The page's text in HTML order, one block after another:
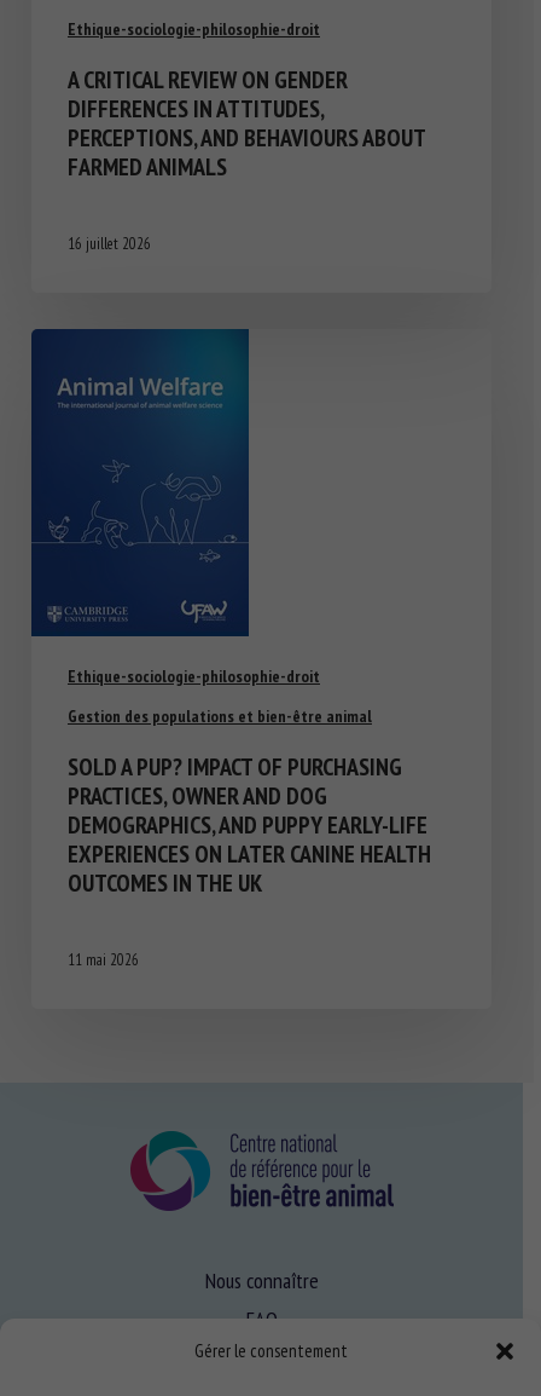
Gérer le consentement
Ethique-sociologie-philosophie-droit
A CRITICAL REVIEW ON GENDER
DIFFERENCES IN ATTITUDES,
PERCEPTIONS, AND BEHAVIOURS ABOUT
FARMED ANIMALS
16 juillet 2026
Ethique-sociologie-philosophie-droit
Gestion des populations et bien-être animal
SOLD A PUP? IMPACT OF PURCHASING
PRACTICES, OWNER AND DOG
DEMOGRAPHICS, AND PUPPY EARLY-LIFE
EXPERIENCES ON LATER CANINE HEALTH
OUTCOMES IN THE UK
11 mai 2026
Nous connaître
FAQ